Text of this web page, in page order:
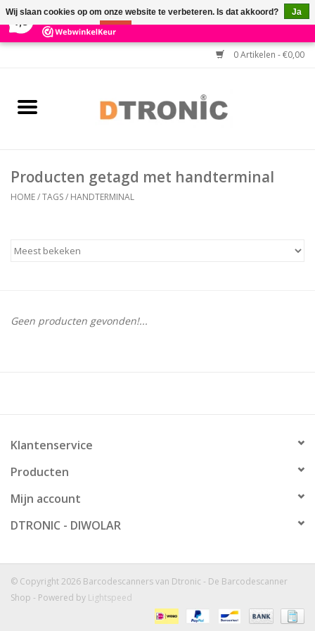
3 Reviews ×
0 Artikelen - €0,00
BARCODESCANNERS
HULP BIJ INSTALLATIE
Producten getagd met handterminal
HOME/TAGS/ HANDTERMINAL
Geen producten gevonden!...
Klantenservice
Producten
Mijn account
DTRONIC - DIWOLAR
© Copyright 2026 Barcodescanners van Dtronic - De Barcodescanner
Shop - Powered by Lightspeed
Wij slaan cookies op om onze website te verbeteren. Is dat akkoord?
Ja
Nee